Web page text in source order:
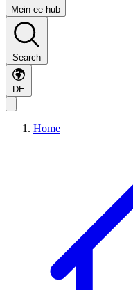
Mein ee-hub
Search
DE
Home